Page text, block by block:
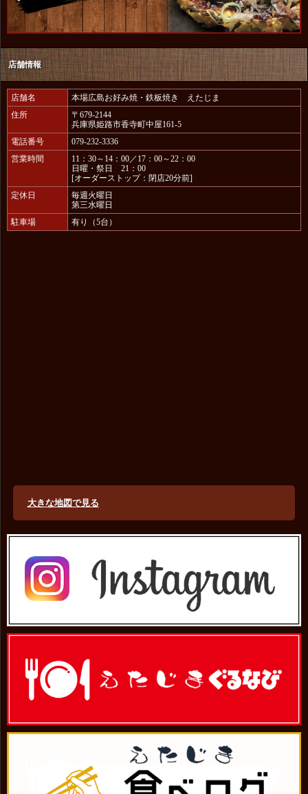
店舗情報
店舗名
本場広島お好み焼・鉄板焼き えたじま
住所
〒679-2144
兵庫県姫路市香寺町中屋161-5
電話番号
079-232-3336
営業時間
11：30～14：00／17：00～22：00
日曜・祭日 21：00
[オーダーストップ：閉店20分前]
定休日
毎週火曜日
第三水曜日
駐車場
有り（5台）
大きな地図で見る